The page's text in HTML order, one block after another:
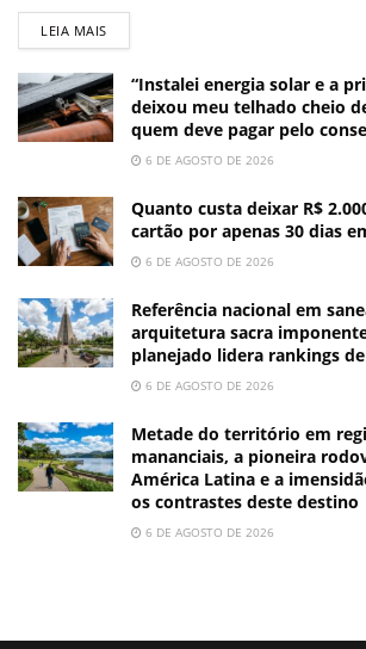
LEIA MAIS
“Instalei energia solar e a
deixou meu telhado cheio
quem deve pagar pelo
6 DE AGOSTO DE 2026
Quanto custa deixar R$
cartão por apenas 30 dias
6 DE AGOSTO DE 2026
Referência nacional em
arquitetura sacra
planejado lidera rankings
6 DE AGOSTO DE 2026
Metade do território em
mananciais, a pioneira
América Latina e a
os contrastes deste destino
6 DE AGOSTO DE 2026